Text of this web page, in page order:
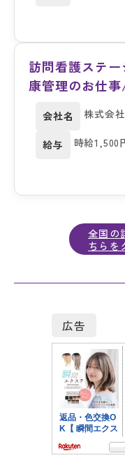
訪問看護ステ
康管理のお仕
会社名 株式会
給与 時給1,500
全国の
ちらを
広告